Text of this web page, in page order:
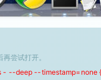
再尝试打开。
--deep --timestamp=none